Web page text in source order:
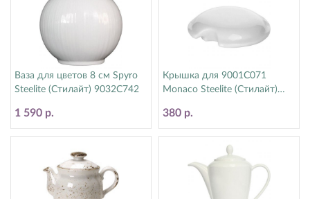
Ваза для цветов 8 см Spyro
Steelite (Стилайт) 9032C742
1 590 р.
Крышка для 9001C071
Monaco Steelite (Стилайт)
380 р.